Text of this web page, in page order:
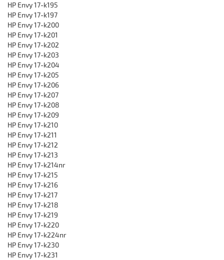
HP Envy 17-k195
HP Envy 17-k197
HP Envy 17-k200
HP Envy 17-k201
HP Envy 17-k202
HP Envy 17-k203
HP Envy 17-k204
HP Envy 17-k205
HP Envy 17-k206
HP Envy 17-k207
HP Envy 17-k208
HP Envy 17-k209
HP Envy 17-k210
HP Envy 17-k211
HP Envy 17-k212
HP Envy 17-k213
HP Envy 17-k214nr
HP Envy 17-k215
HP Envy 17-k216
HP Envy 17-k217
HP Envy 17-k218
HP Envy 17-k219
HP Envy 17-k220
HP Envy 17-k224nr
HP Envy 17-k230
HP Envy 17-k231